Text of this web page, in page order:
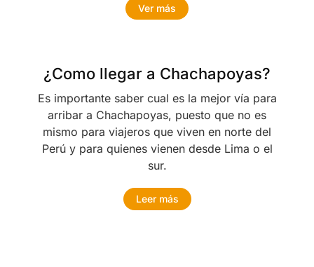
Ver más
¿Como llegar a Chachapoyas?
Es importante saber cual es la mejor vía para
arribar a Chachapoyas, puesto que no es
mismo para viajeros que viven en norte del
Perú y para quienes vienen desde Lima o el
sur.
Leer más